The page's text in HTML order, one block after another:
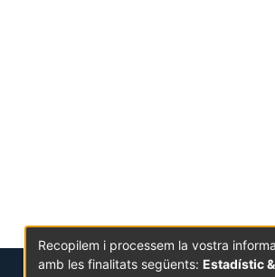
Recopilem i processem la vostra
amb les finalitats següents: Estadístic